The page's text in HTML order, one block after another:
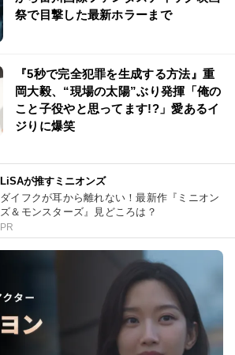
祭で目撃した最新ホラーまで
『5秒で完全犯罪を生成する方法』重
岡大毅、“現場の太陽”ぶり発揮「俺の
こと子役やと思ってます!?」愛あるイ
ジりに爆笑
LiSAが推すミニオンズ
ダイフクが耳から離れない！最新作『ミニオン
ズ＆モンスターズ』見どころは？
PR